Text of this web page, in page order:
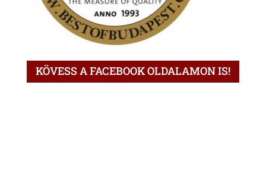
KÖVESS A FACEBOOK OLDALAMON IS!